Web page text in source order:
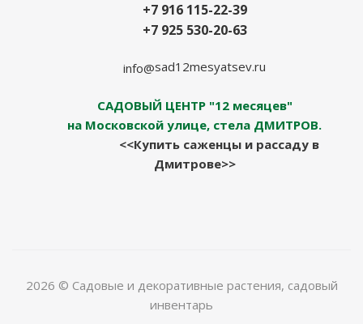
+7 916 115-22-39
+7 925 530-20-63
info@sad12mesyatsev.ru
САДОВЫЙ ЦЕНТР "12 месяцев"
на Московской улице, стела ДМИТРОВ.
<<Купить саженцы и рассаду в
Дмитрове>>
2026 © Садовые и декоративные растения, садовый
инвентарь